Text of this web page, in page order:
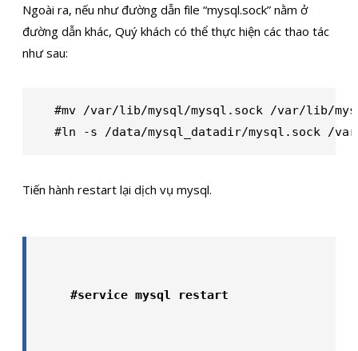
Ngoài ra, nếu như đường dẫn file “mysql.sock” nằm ở
đường dẫn khác, Quý khách có thể thực hiện các thao tác
như sau:
#mv /var/lib/mysql/mysql.sock /var/lib/
#ln -s /data/mysql_datadir/mysql.sock /
Tiến hành restart lại dịch vụ mysql.
#service mysql restart